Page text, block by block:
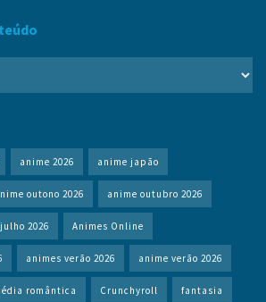
anime 2026 anime japão
outono 2026 anime outubro 2026
2026 Animes Online
animes verão 2026 anime verão 2026
romântica Crunchyroll fantasia